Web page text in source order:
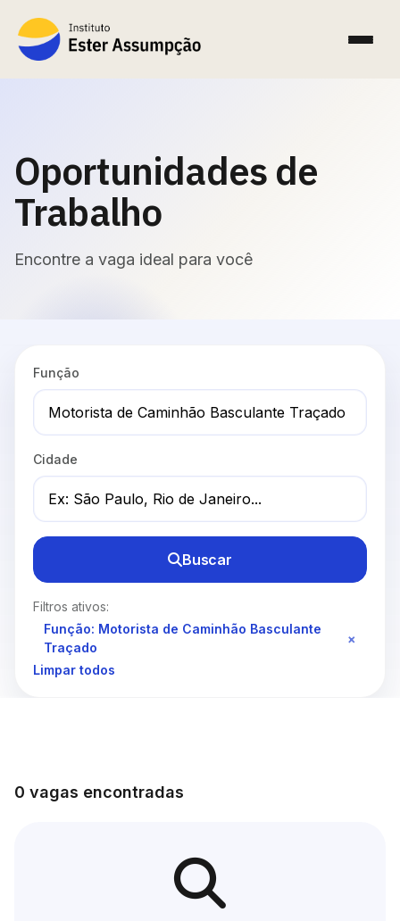
Oportunidades de
Trabalho
Encontre a vaga ideal para você
Função
Cidade
Buscar
Filtros ativos:
Função: Motorista de Caminhão Basculante
Traçado
×
Limpar todos
0 vagas encontradas